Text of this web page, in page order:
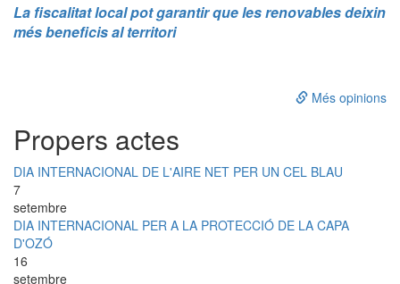
La fiscalitat local pot garantir que les renovables deixin
més beneficis al territori
Més opinions
Propers actes
DIA INTERNACIONAL DE L'AIRE NET PER UN CEL BLAU
7
setembre
DIA INTERNACIONAL PER A LA PROTECCIÓ DE LA CAPA
D'OZÓ
16
setembre